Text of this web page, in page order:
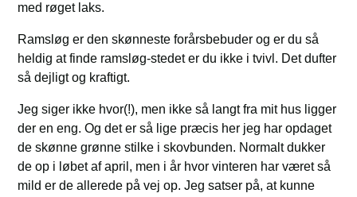
med røget laks.
Ramsløg er den skønneste forårsbebuder og er du så
heldig at finde ramsløg-stedet er du ikke i tvivl. Det dufter
så dejligt og kraftigt.
Jeg siger ikke hvor(!), men ikke så langt fra mit hus ligger
der en eng. Og det er så lige præcis her jeg har opdaget
de skønne grønne stilke i skovbunden. Normalt dukker
de op i løbet af april, men i år hvor vinteren har været så
mild er de allerede på vej op. Jeg satser på, at kunne